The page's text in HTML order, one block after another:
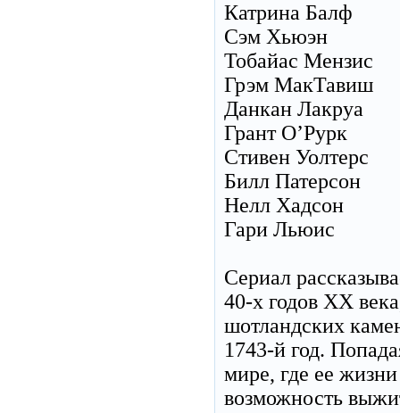
Катрина Балф
Сэм Хьюэн
Тобайас Мензис
Грэм МакТавиш
Данкан Лакруа
Грант О’Рурк
Стивен Уолтерс
Билл Патерсон
Нелл Хадсон
Гари Льюис
Сериал
40-х годов XX
шотландских
1743-й год.
мире, где ее
возможность